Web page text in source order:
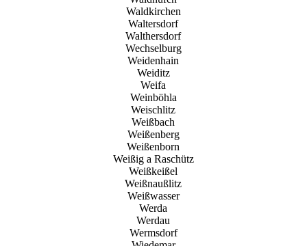
Waldkirchen
Waltersdorf
Walthersdorf
Wechselburg
Weidenhain
Weiditz
Weifa
Weinböhla
Weischlitz
Weißbach
Weißenberg
Weißenborn
Weißig a Raschütz
Weißkeißel
Weißnaußlitz
Weißwasser
Werda
Werdau
Wermsdorf